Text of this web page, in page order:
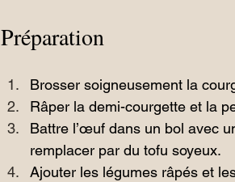
Préparation
Brosser soigneusement la
Râper la demi-courgette et la
Battre l’œuf dans un bol avec
remplacer par du tofu soyeux.
Ajouter les légumes râpés et